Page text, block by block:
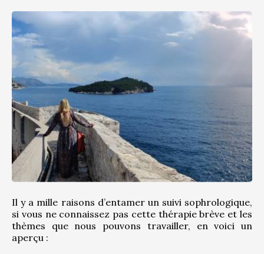
Il y a mille raisons d’entamer un suivi sophrologique,
si vous ne connaissez pas cette thérapie brève et les
thèmes que nous pouvons travailler, en voici un
aperçu :